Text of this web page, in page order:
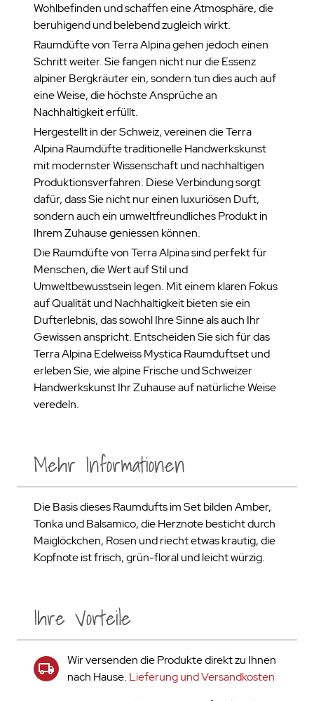
Wohlbefinden und schaffen eine Atmosphäre, die
beruhigend und belebend zugleich wirkt.
Raumdüfte von Terra Alpina gehen jedoch einen
Schritt weiter. Sie fangen nicht nur die Essenz
alpiner Bergkräuter ein, sondern tun dies auch auf
eine Weise, die höchste Ansprüche an
Nachhaltigkeit erfüllt.
Hergestellt in der Schweiz, vereinen die Terra
Alpina Raumdüfte traditionelle Handwerkskunst
mit modernster Wissenschaft und nachhaltigen
Produktionsverfahren. Diese Verbindung sorgt
dafür, dass Sie nicht nur einen luxuriösen Duft,
sondern auch ein umweltfreundliches Produkt in
Ihrem Zuhause geniessen können.
Die Raumdüfte von Terra Alpina sind perfekt für
Menschen, die Wert auf Stil und
Umweltbewusstsein legen. Mit einem klaren Fokus
auf Qualität und Nachhaltigkeit bieten sie ein
Dufterlebnis, das sowohl Ihre Sinne als auch Ihr
Gewissen anspricht. Entscheiden Sie sich für das
Terra Alpina Edelweiss Mystica Raumduftset und
erleben Sie, wie alpine Frische und Schweizer
Handwerkskunst Ihr Zuhause auf natürliche Weise
veredeln.
Ihre Vorteile
Wir versenden die Produkte direkt zu Ihnen
nach Hause. Lieferung und Versandkosten
Mehr Informationen
Die Basis dieses Raumdufts im Set bilden Amber,
Tonka und Balsamico, die Herznote besticht durch
Maiglöckchen, Rosen und riecht etwas krautig, die
Kopfnote ist frisch, grün-floral und leicht würzig.